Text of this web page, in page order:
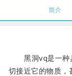
简介
黑洞vq是一种具
切接近它的物质，